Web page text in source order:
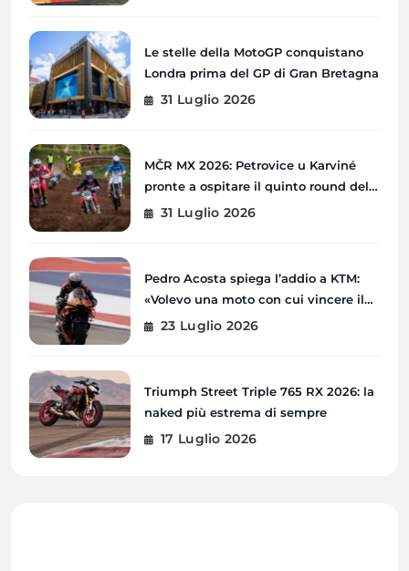
Le stelle della MotoGP conquistano
Londra prima del GP di Gran Bretagna
31 Luglio 2026
MČR MX 2026: Petrovice u Karviné
pronte a ospitare il quinto round del
Campionato Ceco
31 Luglio 2026
Pedro Acosta spiega l’addio a KTM:
«Volevo una moto con cui vincere il
Mondiale»
23 Luglio 2026
Triumph Street Triple 765 RX 2026: la
naked più estrema di sempre
17 Luglio 2026